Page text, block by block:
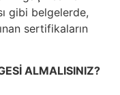
gibi belgelerde,
sertifikaların
ALMALISINIZ?